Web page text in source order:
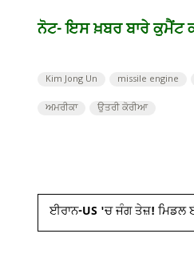
ਨੋਟ- ਇਸ ਖ਼ਬਰ ਬਾਰੇ ਕੁਮੈਂਟ
Kim Jong Un missile engine
ਅਮਰੀਕਾ ਉਤਰੀ ਕੋਰੀਆ
ਈਰਾਨ-US 'ਚ ਜੰਗ ਤੇਜ਼! ਮਿਡਲ